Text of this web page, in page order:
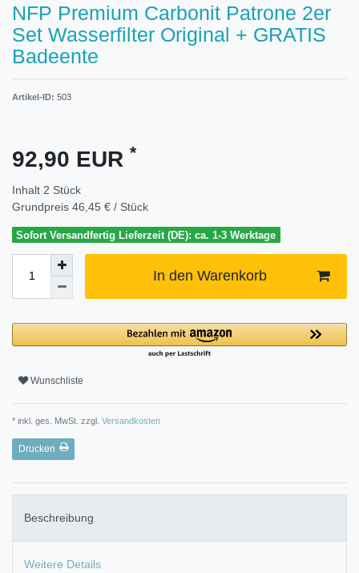
NFP Premium Carbonit Patrone 2er
Set Wasserfilter Original + GRATIS
Badeente
Artikel-ID: 503
92,90 EUR *
Inhalt 2 Stück
Grundpreis 46,45 € / Stück
Sofort Versandfertig Lieferzeit (DE): ca. 1-3 Werktage
In den Warenkorb
Wunschliste
* inkl. ges. MwSt. zzgl. Versandkosten
Drucken
Beschreibung
Weitere Details